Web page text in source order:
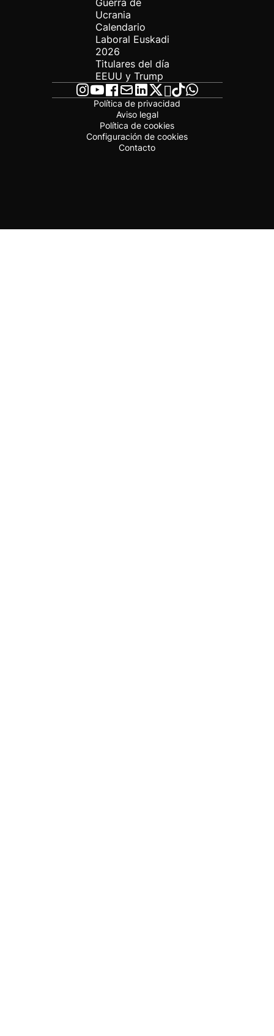
Guerra de
Ucrania
Calendario
Laboral Euskadi
2026
Titulares del día
EEUU y Trump
Política de privacidad
Aviso legal
Política de cookies
Configuración de cookies
Contacto